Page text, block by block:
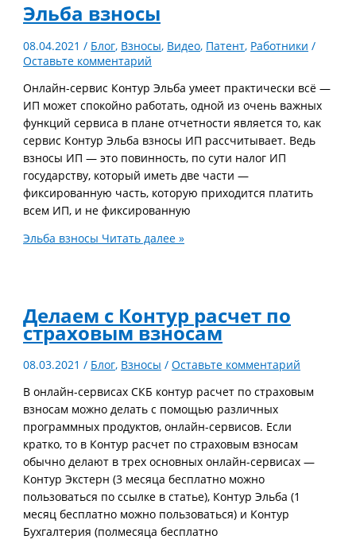
Эльба взносы
08.04.2021/ Блог, Взносы, Видео, Патент, Работники /
Оставьте комментарий
Онлайн-сервис Контур Эльба умеет практически всё —
ИП может спокойно работать, одной из очень важных
функций сервиса в плане отчетности является то, как
сервис Контур Эльба взносы ИП рассчитывает. Ведь
взносы ИП — это повинность, по сути налог ИП
государству, который иметь две части —
фиксированную часть, которую приходится платить
всем ИП, и не фиксированную
Эльба взносы Читать далее »
Делаем с Контур расчет по
страховым взносам
08.03.2021/ Блог, Взносы /Оставьте комментарий
В онлайн-сервисах СКБ контур расчет по страховым
взносам можно делать с помощью различных
программных продуктов, онлайн-сервисов. Если
кратко, то в Контур расчет по страховым взносам
обычно делают в трех основных онлайн-сервисах —
Контур Экстерн (3 месяца бесплатно можно
пользоваться по ссылке в статье), Контур Эльба (1
месяц бесплатно можно пользоваться) и Контур
Бухгалтерия (полмесяца бесплатно